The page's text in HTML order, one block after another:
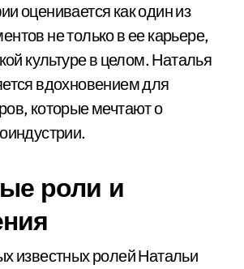
оценивается как один из
не только в ее карьере,
культуре в целом. Наталья
вдохновением для
которые мечтают о
роли и
известных ролей Натальи